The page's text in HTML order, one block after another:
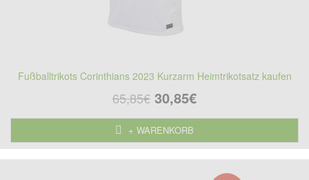
Fußballtrikots Corinthians 2023 Kurzarm Heimtrikotsatz kaufen
65,85€ 30,85€
+ WARENKORB